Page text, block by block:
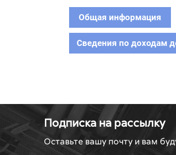
Общая информация
Сведения по доходам
Подписка на рассылку
Оставьте вашу почту и вам